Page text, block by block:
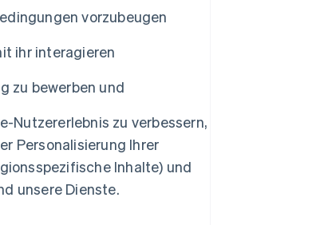
vorzubeugen
ihr interagieren
zu bewerben und
Nutzererlebnis zu verbessern,
Personalisierung Ihrer
Inhalte) und
unsere Dienste.